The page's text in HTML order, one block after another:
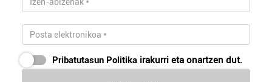
Pribatutasun Politika irakurri eta onartzen dut.